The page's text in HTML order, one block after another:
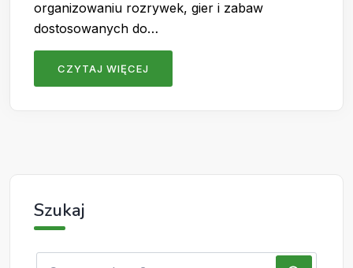
organizowaniu rozrywek, gier i zabaw
dostosowanych do…
CZYTAJ WIĘCEJ
Szukaj